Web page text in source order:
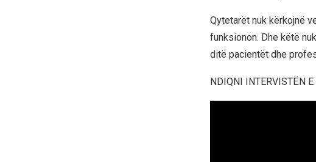
Qytetarët nuk kërkojnë
funksionon. Dhe këtë
ditë pacientët dhe
NDIQNI INTERVISTËN